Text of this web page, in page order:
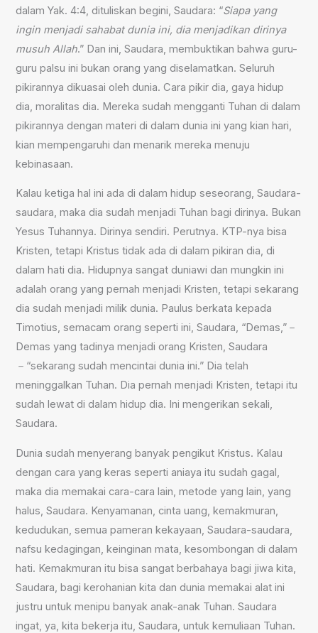
dalam Yak. 4:4, dituliskan begini, Saudara: “Siapa yang
ingin menjadi sahabat dunia ini, dia menjadikan dirinya
musuh Allah.” Dan ini, Saudara, membuktikan bahwa guru-
guru palsu ini bukan orang yang diselamatkan. Seluruh
pikirannya dikuasai oleh dunia. Cara pikir dia, gaya hidup
dia, moralitas dia. Mereka sudah mengganti Tuhan di dalam
pikirannya dengan materi di dalam dunia ini yang kian hari,
kian mempengaruhi dan menarik mereka menuju
kebinasaan.
Kalau ketiga hal ini ada di dalam hidup seseorang, Saudara-
saudara, maka dia sudah menjadi Tuhan bagi dirinya. Bukan
Yesus Tuhannya. Dirinya sendiri. Perutnya. KTP-nya bisa
Kristen, tetapi Kristus tidak ada di dalam pikiran dia, di
dalam hati dia. Hidupnya sangat duniawi dan mungkin ini
adalah orang yang pernah menjadi Kristen, tetapi sekarang
dia sudah menjadi milik dunia. Paulus berkata kepada
Timotius, semacam orang seperti ini, Saudara, “Demas,”－
Demas yang tadinya menjadi orang Kristen, Saudara
－“sekarang sudah mencintai dunia ini.” Dia telah
meninggalkan Tuhan. Dia pernah menjadi Kristen, tetapi itu
sudah lewat di dalam hidup dia. Ini mengerikan sekali,
Saudara.
Dunia sudah menyerang banyak pengikut Kristus. Kalau
dengan cara yang keras seperti aniaya itu sudah gagal,
maka dia memakai cara-cara lain, metode yang lain, yang
halus, Saudara. Kenyamanan, cinta uang, kemakmuran,
kedudukan, semua pameran kekayaan, Saudara-saudara,
nafsu kedagingan, keinginan mata, kesombongan di dalam
hati. Kemakmuran itu bisa sangat berbahaya bagi jiwa kita,
Saudara, bagi kerohanian kita dan dunia memakai alat ini
justru untuk menipu banyak anak-anak Tuhan. Saudara
ingat, ya, kita bekerja itu, Saudara, untuk kemuliaan Tuhan.